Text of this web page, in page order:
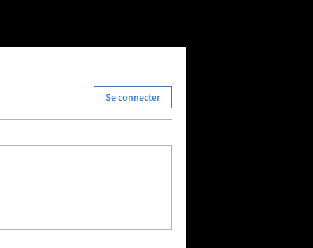
Se connecter